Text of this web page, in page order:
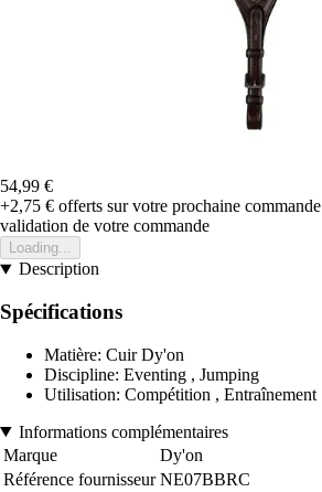
54,99 €
+2,75 € offerts sur votre prochaine commande
validation de votre commande
Loading...
Description
Spécifications
Matière: Cuir Dy'on
Discipline: Eventing , Jumping
Utilisation: Compétition , Entraînement
Informations complémentaires
Marque
Dy'on
Référence fournisseur NE07BBRC